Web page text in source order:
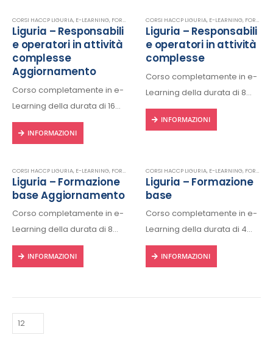
CORSI HACCP LIGURIA, E-LEARNING, FORMAZIONE HACCP IN LINGUA ITALIANA ,HACCP
Liguria – Responsabili
e operatori in attività
complesse
Aggiornamento
Corso completamente in e-
Learning della durata di 16
ore, fruibile 24/24h da ogni
dispositivo connesso a
Rilascio regolare attestato a
fine corso con protocollo
univoco di riconscimento.
INFORMAZIONI
CORSI HACCP LIGURIA, E-LEARNING, FORMAZIONE HACCP IN LINGUA ITALIANA
Liguria – Responsabili
e operatori in attività
complesse
Corso completamente in e-
Learning della durata di 8
ore, fruibile 24/24h da ogni
dispositivo connesso a
fine corso con protocollo
univoco di riconscimento.
INFORMAZIONI
CORSI HACCP LIGURIA, E-LEARNING, FORMAZIONE HACCP IN LINGUA ITALIANA ,HACCP
Liguria – Formazione
base Aggiornamento
Corso completamente in e-
Learning della durata di 8
ore, fruibile 24/24h da ogni
dispositivo connesso a
univoco di riconscimento.
INFORMAZIONI
CORSI HACCP LIGURIA, E-LEARNING, FORMAZIONE HACCP IN LINGUA ITALIANA
Liguria – Formazione
base
Corso completamente in e-
Learning della durata di 4
ore, fruibile 24/24h da ogni
dispositivo connesso a
INFORMAZIONI